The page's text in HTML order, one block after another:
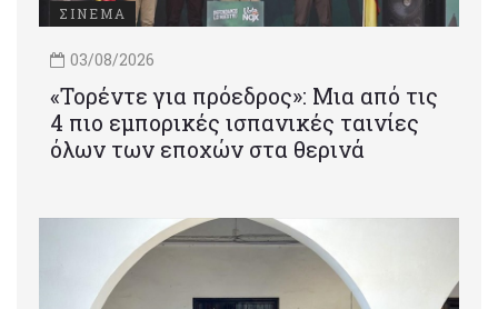
ΣΙΝΕΜΑ
03/08/2026
«Τορέντε για πρόεδρος»: Mια από τις
4 πιο εμπορικές ισπανικές ταινίες
όλων των εποχών στα θερινά